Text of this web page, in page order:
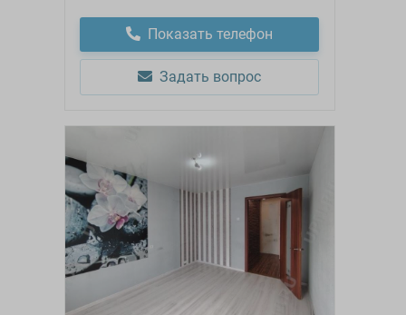
Показать телефон
Задать вопрос